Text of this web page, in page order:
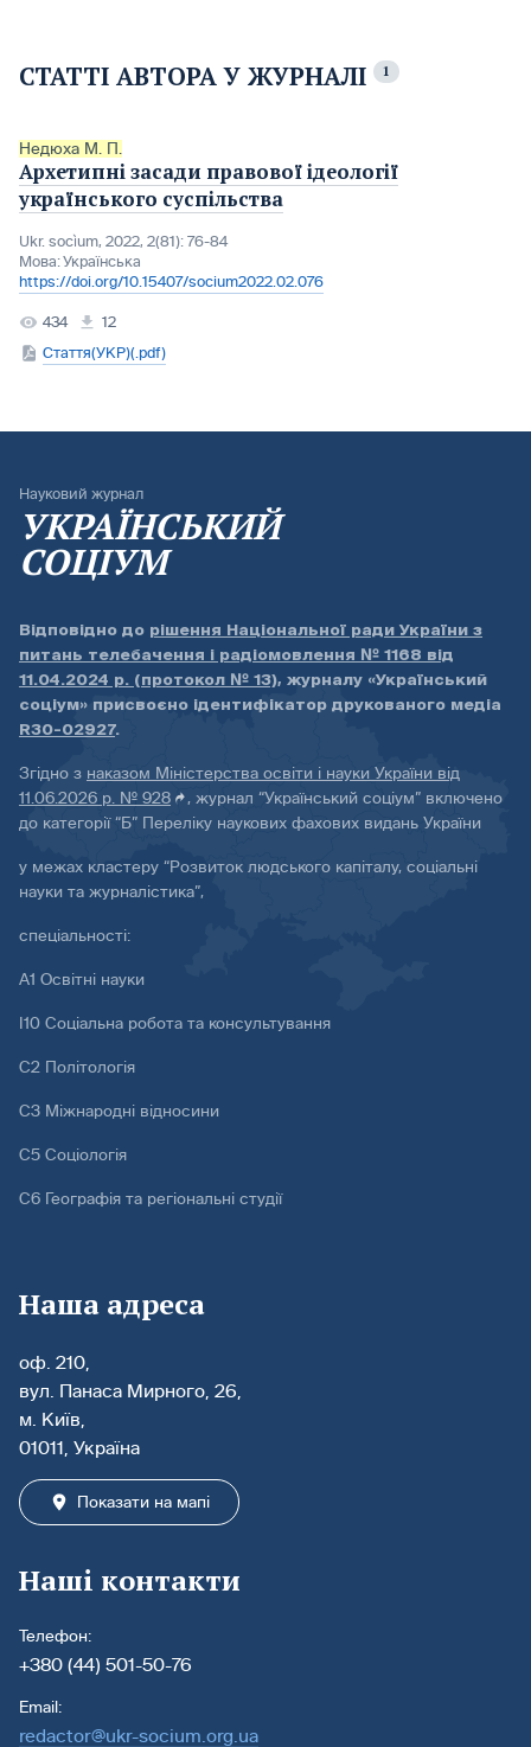
СТАТТІ АВТОРА У ЖУРНАЛІ 1
Недюха М. П.
Архетипні засади правової ідеології
українського суспільства
Ukr. socìum, 2022, 2(81): 76-84
Мова:Українська
https://doi.org/10.15407/socium2022.02.076
434
12
Стаття(УКР)(.pdf)
Науковий журнал
УКРАЇНСЬКИЙ
СОЦІУМ
Відповідно до рішення Національної ради України з
питань телебачення і радіомовлення № 1168 від
11.04.2024 р. (протокол № 13), журналу «Український
соціум» присвоєно ідентифікатор друкованого медіа
R30-02927.
Згідно з наказом Міністерства освіти і науки України від
11.06.2026 р. № 928
, журнал “Український соціум” включено
до категорії “Б” Переліку наукових фахових видань України
у межах кластеру “Розвиток людського капіталу, соціальні
науки та журналістика”,
спеціальності:
А1 Освітні науки
І10 Соціальна робота та консультування
С2 Політологія
С3 Міжнародні відносини
С5 Соціологія
С6 Географія та регіональні студії
Наша адреса
оф. 210,
вул. Панаса Мирного, 26,
м. Київ,
01011, Україна
Показати на мапі
Наші контакти
Телефон:
+380 (44) 501-50-76
Email:
redactor@ukr-socium.org.ua